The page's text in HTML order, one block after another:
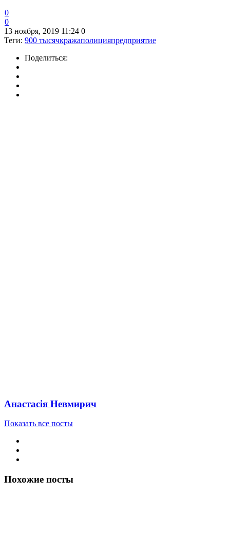
0
0
13 ноября, 2019 11:24 0
Теги: 900 тысячкражаполицияпредприятие
Поделиться:
Анастасія Невмирич
Показать все посты
Похожие посты